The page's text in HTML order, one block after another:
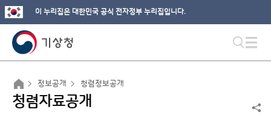
이 누리집은 대한민국 공식 전자정부 누리집입니다.
정보공개 청렴정보공개
청렴자료공개